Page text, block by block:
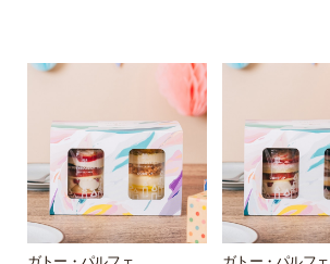
ガトー・パルフェ
ガトー・パルフェ